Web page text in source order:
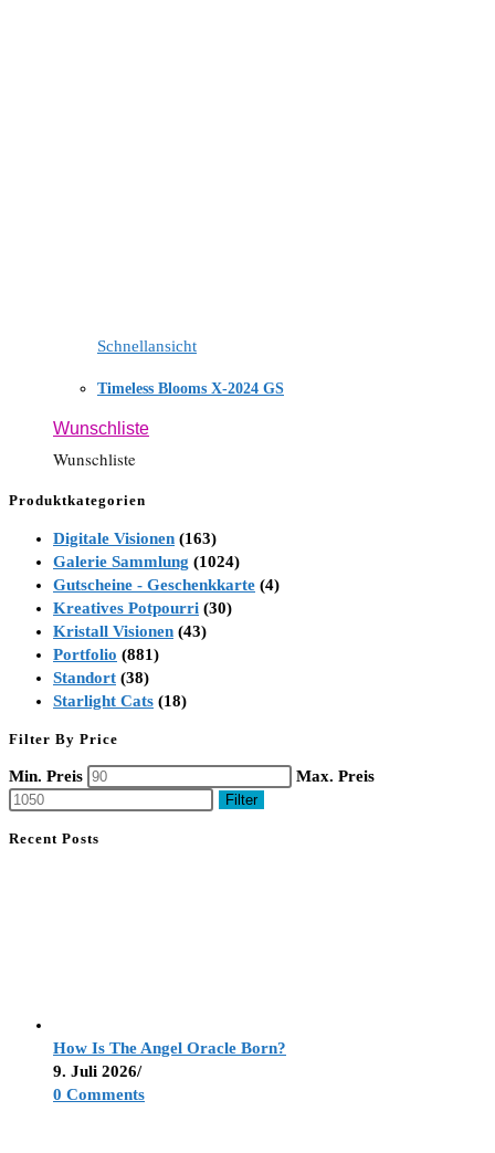
Schnellansicht
Timeless Blooms X-2024 GS
Wunschliste
Wunschliste
Produktkategorien
Digitale Visionen (163)
Galerie Sammlung (1024)
Gutscheine - Geschenkkarte (4)
Kreatives Potpourri (30)
Kristall Visionen (43)
Portfolio (881)
Standort (38)
Starlight Cats (18)
Filter By Price
Min. Preis Max. Preis
Filter
Recent Posts
How Is The Angel Oracle Born?
9. Juli 2026/
0 Comments